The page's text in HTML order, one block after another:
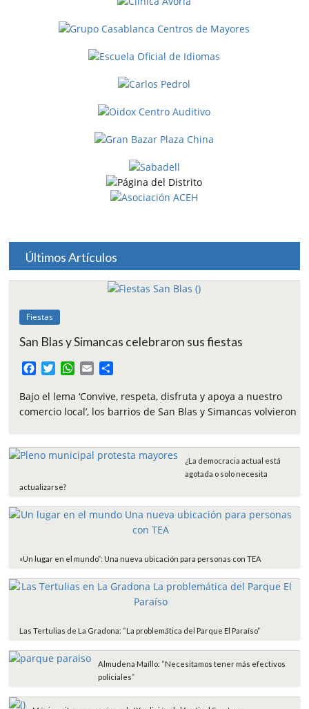
Últimos Artículos
Fiestas
San Blas y Simancas celebraron sus fiestas
c
e
o
i
t
r
W
a
t
p
p
a
i
m
p
t
Bajo el lema ‘Convive, respeta, disfruta y apoya a nuestro
comercio local’, los barrios de San Blas y Simancas volvieron
¿La democracia actual está
agotada o solo necesita
actualizarse?
«Un lugar en el mundo”: Una nueva ubicación para personas con TEA
Las Tertulias de La Gradona: “La problemática del Parque El Paraíso”
Almudena Maíllo: “Necesitamos tener más efectivos
policiales”